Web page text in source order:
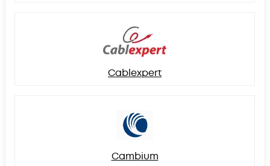
Cablexpert
Cambium